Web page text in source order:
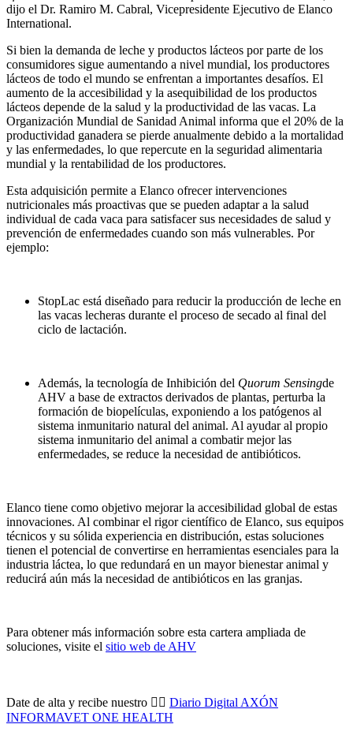
dijo el Dr. Ramiro M. Cabral, Vicepresidente Ejecutivo de Elanco
International.
Si bien la demanda de leche y productos lácteos por parte de los
consumidores sigue aumentando a nivel mundial, los productores
lácteos de todo el mundo se enfrentan a importantes desafíos. El
aumento de la accesibilidad y la asequibilidad de los productos
lácteos depende de la salud y la productividad de las vacas. La
Organización Mundial de Sanidad Animal informa que el 20% de la
productividad ganadera se pierde anualmente debido a la mortalidad
y las enfermedades, lo que repercute en la seguridad alimentaria
mundial y la rentabilidad de los productores.
Esta adquisición permite a Elanco ofrecer intervenciones
nutricionales más proactivas que se pueden adaptar a la salud
individual de cada vaca para satisfacer sus necesidades de salud y
prevención de enfermedades cuando son más vulnerables. Por
ejemplo:
StopLac está diseñado para reducir la producción de leche en
las vacas lecheras durante el proceso de secado al final del
ciclo de lactación.
Además, la tecnología de Inhibición del Quorum Sensingde
AHV a base de extractos derivados de plantas, perturba la
formación de biopelículas, exponiendo a los patógenos al
sistema inmunitario natural del animal. Al ayudar al propio
sistema inmunitario del animal a combatir mejor las
enfermedades, se reduce la necesidad de antibióticos.
Elanco tiene como objetivo mejorar la accesibilidad global de estas
innovaciones. Al combinar el rigor científico de Elanco, sus equipos
técnicos y su sólida experiencia en distribución, estas soluciones
tienen el potencial de convertirse en herramientas esenciales para la
industria láctea, lo que redundará en un mayor bienestar animal y
reducirá aún más la necesidad de antibióticos en las granjas.
Para obtener más información sobre esta cartera ampliada de
soluciones, visite el sitio web de AHV
Date de alta y recibe nuestro 👉🏼 Diario Digital AXÓN
INFORMAVET ONE HEALTH